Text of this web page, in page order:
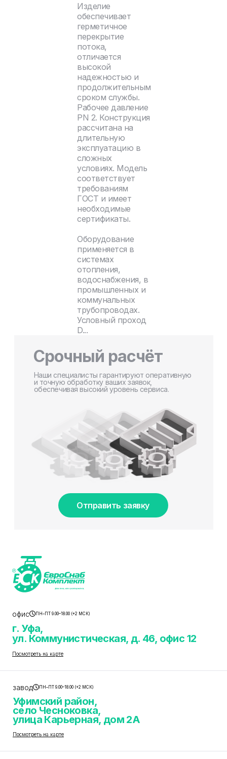
Изделие
обеспечивает
герметичное
перекрытие
потока,
отличается
высокой
надежностью и
продолжительным
сроком службы.
Рабочее давление
PN 2. Конструкция
рассчитана на
длительную
эксплуатацию в
сложных
условиях. Модель
соответствует
требованиям
ГОСТ и имеет
необходимые
сертификаты.
Оборудование
применяется в
системах
отопления,
водоснабжения, в
промышленных и
коммунальных
трубопроводах.
Условный проход
D...
Срочный расчёт
Наши специалисты гарантируют оперативную
и точную обработку ваших заявок,
обеспечивая высокий уровень сервиса.
Отправить заявку
офис ПН–ПТ 9.00–18.00 (+2 МСК)
г. Уфа,
ул. Коммунистическая, д. 46, офис 12
Посмотреть на карте
завод ПН–ПТ 9.00–18.00 (+2 МСК)
Уфимский район,
село Чесноковка,
улица Карьерная, дом 2А
Посмотреть на карте